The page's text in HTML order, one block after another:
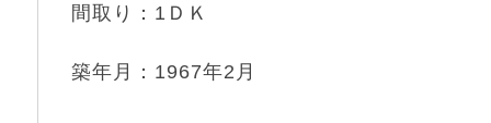
間取り：1ＤＫ
築年月：1967年2月